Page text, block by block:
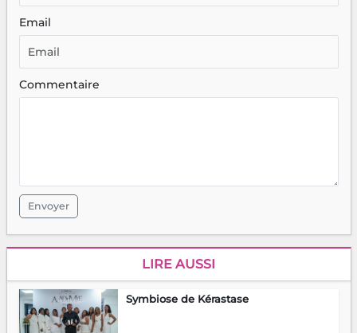
Email
Commentaire
Envoyer
LIRE AUSSI
Symbiose de Kérastase